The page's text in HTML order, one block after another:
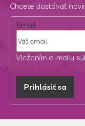
Chcete dostávať
Email
Vložením e-mailu
Prihlásiť sa